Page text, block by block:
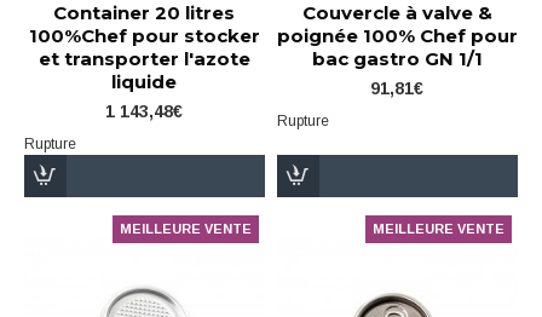
Container 20 litres
100%Chef pour stocker
et transporter l'azote
liquide
1 143,48€
Rupture
Couvercle à valve &
poignée 100% Chef pour
bac gastro GN 1/1
91,81€
Rupture
MEILLEURE VENTE MEILLEURE VENTE